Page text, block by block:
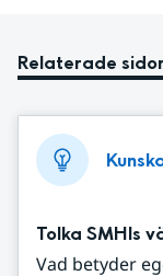
Relaterade sidor
Tolka SMHIs
Vad betyder